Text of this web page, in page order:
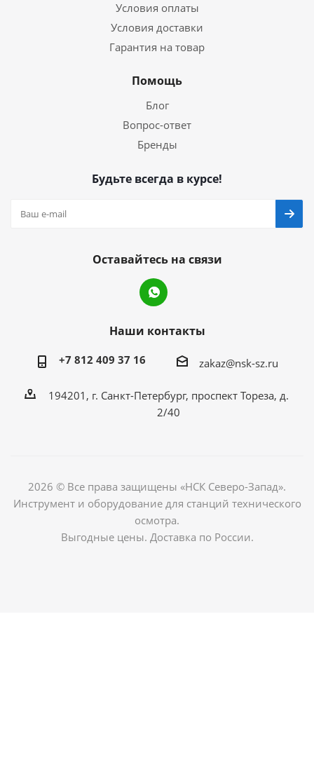
Условия оплаты
Условия доставки
Гарантия на товар
Помощь
Блог
Вопрос-ответ
Бренды
Будьте всегда в курсе!
Оставайтесь на связи
Наши контакты
+7 812 409 37 16 zakaz@nsk-sz.ru
194201, г. Санкт-Петербург, проспект Тореза, д.
2/40
2026 © Все права защищены «НСК Северо-Запад».
Инструмент и оборудование для станций технического
осмотра.
Выгодные цены. Доставка по России.